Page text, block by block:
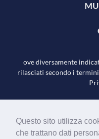
Questo sito utilizza
che trattano dati
ove diversamente
rilasciati secondo i